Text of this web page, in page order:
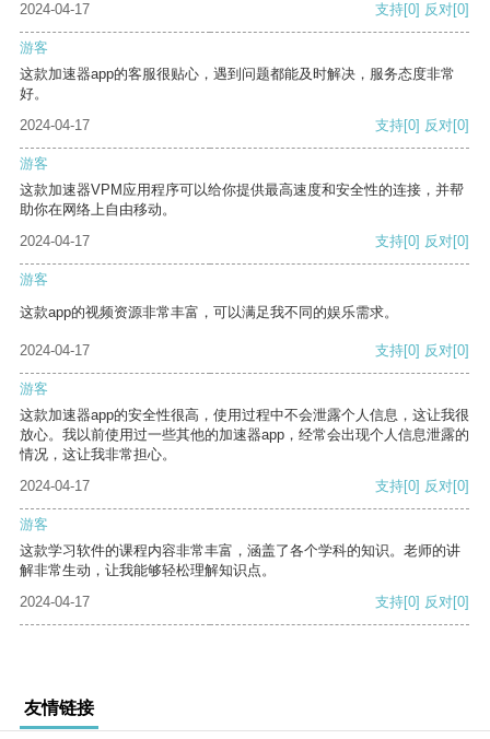
2024-04-17 支持[0] 反对[0]
游客
这款加速器app的客服很贴心，遇到问题都能及时解决，服务态度非常
好。
2024-04-17
支持[0] 反对[0]
游客
这款加速器VPM应用程序可以给你提供最高速度和安全性的连接，并帮
助你在网络上自由移动。
2024-04-17
支持[0] 反对[0]
游客
这款app的视频资源非常丰富，可以满足我不同的娱乐需求。
2024-04-17 支持[0] 反对[0]
游客
这款加速器app的安全性很高，使用过程中不会泄露个人信息，这让我很
放心。我以前使用过一些其他的加速器app，经常会出现个人信息泄露的
情况，这让我非常担心。
2024-04-17
支持[0] 反对[0]
游客
这款学习软件的课程内容非常丰富，涵盖了各个学科的知识。老师的讲
解非常生动，让我能够轻松理解知识点。
2024-04-17
支持[0] 反对[0]
友情链接